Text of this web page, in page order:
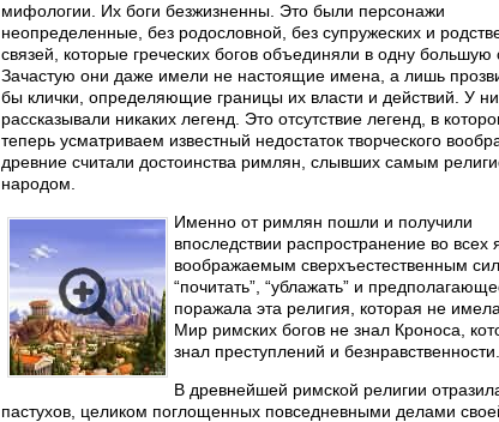
мифологии. Их боги безжизненны. Это были персонажи
неопределенные, без родословной, без супружеских и
связей, которые греческих богов объединяли в одну большую
Зачастую они даже имели не настоящие имена, а лишь
бы клички, определяющие границы их власти и действий. У
рассказывали никаких легенд. Это отсутствие легенд, в
теперь усматриваем известный недостаток творческого
древние считали достоинства римлян, слывших самым
народом.
Именно от римлян пошли и получили
впоследствии распространение во
воображаемым сверхъестественным
“почитать”, “ублажать” и
поражала эта религия, которая не
Мир римских богов не знал Кроноса,
знал преступлений и безнравственности.
В древнейшей римской религии
пастухов, целиком поглощенных повседневными делами